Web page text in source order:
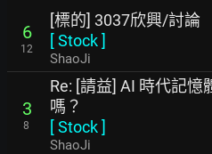
6
12
[標的] 3037欣興/討論
[Stock]
ShaoJi
3
8
Re: [請益] AI 時代記
嗎？
[Stock]
ShaoJi